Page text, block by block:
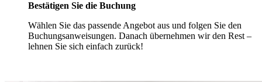
Bestätigen Sie die Buchung
Wählen Sie das passende Angebot aus und folgen Sie den
Buchungsanweisungen. Danach übernehmen wir den Rest –
lehnen Sie sich einfach zurück!